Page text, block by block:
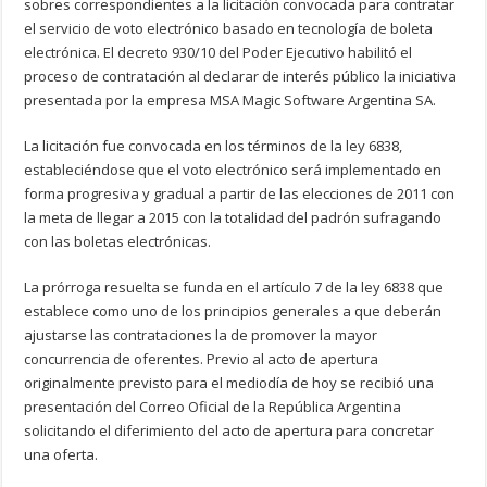
sobres correspondientes a la licitación convocada para contratar
el servicio de voto electrónico basado en tecnología de boleta
electrónica. El decreto 930/10 del Poder Ejecutivo habilitó el
proceso de contratación al declarar de interés público la iniciativa
presentada por la empresa MSA Magic Software Argentina SA.
La licitación fue convocada en los términos de la ley 6838,
estableciéndose que el voto electrónico será implementado en
forma progresiva y gradual a partir de las elecciones de 2011 con
la meta de llegar a 2015 con la totalidad del padrón sufragando
con las boletas electrónicas.
La prórroga resuelta se funda en el artículo 7 de la ley 6838 que
establece como uno de los principios generales a que deberán
ajustarse las contrataciones la de promover la mayor
concurrencia de oferentes. Previo al acto de apertura
originalmente previsto para el mediodía de hoy se recibió una
presentación del Correo Oficial de la República Argentina
solicitando el diferimiento del acto de apertura para concretar
una oferta.